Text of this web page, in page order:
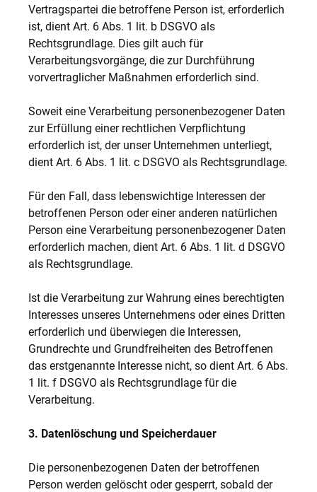
Vertragspartei die betroffene Person ist, erforderlich
ist, dient Art. 6 Abs. 1 lit. b DSGVO als
Rechtsgrundlage. Dies gilt auch für
Verarbeitungsvorgänge, die zur Durchführung
vorvertraglicher Maßnahmen erforderlich sind.
Soweit eine Verarbeitung personenbezogener Daten
zur Erfüllung einer rechtlichen Verpflichtung
erforderlich ist, der unser Unternehmen unterliegt,
dient Art. 6 Abs. 1 lit. c DSGVO als Rechtsgrundlage.
Für den Fall, dass lebenswichtige Interessen der
betroffenen Person oder einer anderen natürlichen
Person eine Verarbeitung personenbezogener Daten
erforderlich machen, dient Art. 6 Abs. 1 lit. d DSGVO
als Rechtsgrundlage.
Ist die Verarbeitung zur Wahrung eines berechtigten
Interesses unseres Unternehmens oder eines Dritten
erforderlich und überwiegen die Interessen,
Grundrechte und Grundfreiheiten des Betroffenen
das erstgenannte Interesse nicht, so dient Art. 6 Abs.
1 lit. f DSGVO als Rechtsgrundlage für die
Verarbeitung.
3. Datenlöschung und Speicherdauer
Die personenbezogenen Daten der betroffenen
Person werden gelöscht oder gesperrt, sobald der